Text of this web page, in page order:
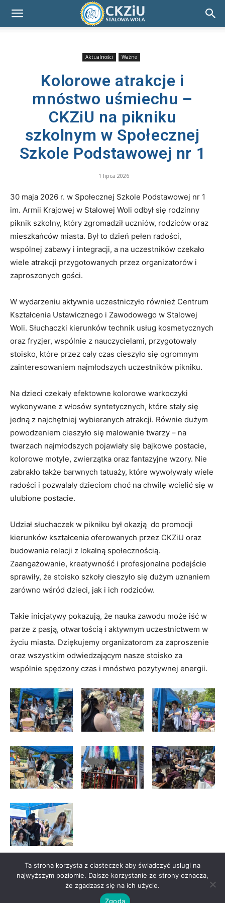
Aktualności Ważne
Kolorowe atrakcje i
mnóstwo uśmiechu –
CKZiU na pikniku
szkolnym w Społecznej
Szkole Podstawowej nr 1
1 lipca 2026
30 maja 2026 r. w Społecznej Szkole Podstawowej nr 1
im. Armii Krajowej w Stalowej Woli odbył się rodzinny
piknik szkolny, który zgromadził uczniów, rodziców oraz
mieszkańców miasta. Był to dzień pełen radości,
wspólnej zabawy i integracji, a na uczestników czekało
wiele atrakcji przygotowanych przez organizatorów i
zaproszonych gości.
W wydarzeniu aktywnie uczestniczyło również Centrum
Kształcenia Ustawicznego i Zawodowego w Stalowej
Woli. Słuchaczki kierunków technik usług kosmetycznych
oraz fryzjer, wspólnie z nauczycielami, przygotowały
stoisko, które przez cały czas cieszyło się ogromnym
zainteresowaniem najmłodszych uczestników pikniku.
Na dzieci czekały efektowne kolorowe warkoczyki
wykonywane z włosów syntetycznych, które stały się
jedną z najchętniej wybieranych atrakcji. Równie dużym
powodzeniem cieszyło się malowanie twarzy – na
twarzach najmłodszych pojawiały się bajkowe postacie,
kolorowe motyle, zwierzątka oraz fantazyjne wzory. Nie
zabrakło także barwnych tatuaży, które wywoływały wiele
radości i pozwalały dzieciom choć na chwilę wcielić się w
ulubione postacie.
Udział słuchaczek w pikniku był okazją do promocji
kierunków kształcenia oferowanych przez CKZiU oraz
budowania relacji z lokalną społecznością.
Zaangażowanie, kreatywność i profesjonalne podejście
sprawiły, że stoisko szkoły cieszyło się dużym uznaniem
zarówno wśród dzieci, jak i ich rodziców.
Takie inicjatywy pokazują, że nauka zawodu może iść w
parze z pasją, otwartością i aktywnym uczestnictwem w
życiu miasta. Dziękujemy organizatorom za zaproszenie
oraz wszystkim odwiedzającym nasze stoisko za
wspólnie spędzony czas i mnóstwo pozytywnej energii.
Ta strona korzysta z ciasteczek aby świadczyć usługi na
najwyższym poziomie. Dalsze korzystanie ze strony oznacza,
że zgadzasz się na ich użycie.
Zgoda